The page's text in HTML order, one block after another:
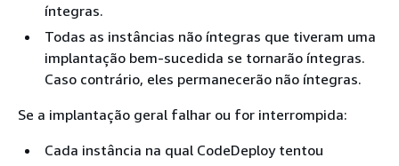
íntegras.
Todas as instâncias não íntegras que tiveram uma
implantação bem-sucedida se tornarão íntegras.
Caso contrário, eles permanecerão não íntegras.
Se a implantação geral falhar ou for interrompida:
Cada instância na qual CodeDeploy tentou